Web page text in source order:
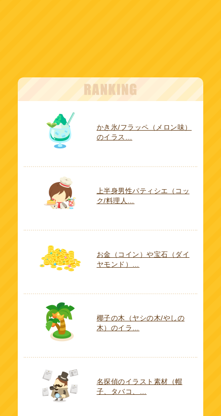
かき氷/フラッペ（メロン味）
のイラス…
上半身男性パティシエ（コッ
ク/料理人…
お金（コイン）や宝石（ダイ
ヤモンド）…
椰子の木（ヤシの木/やしの
木）のイラ…
名探偵のイラスト素材（帽
子、タバコ、…